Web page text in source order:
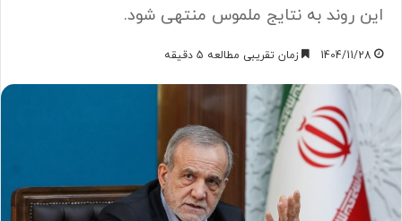
این روند به نتایج ملموس منتهی شود.
1404/11/28 زمان تقریبی مطالعه 5 دقیقه